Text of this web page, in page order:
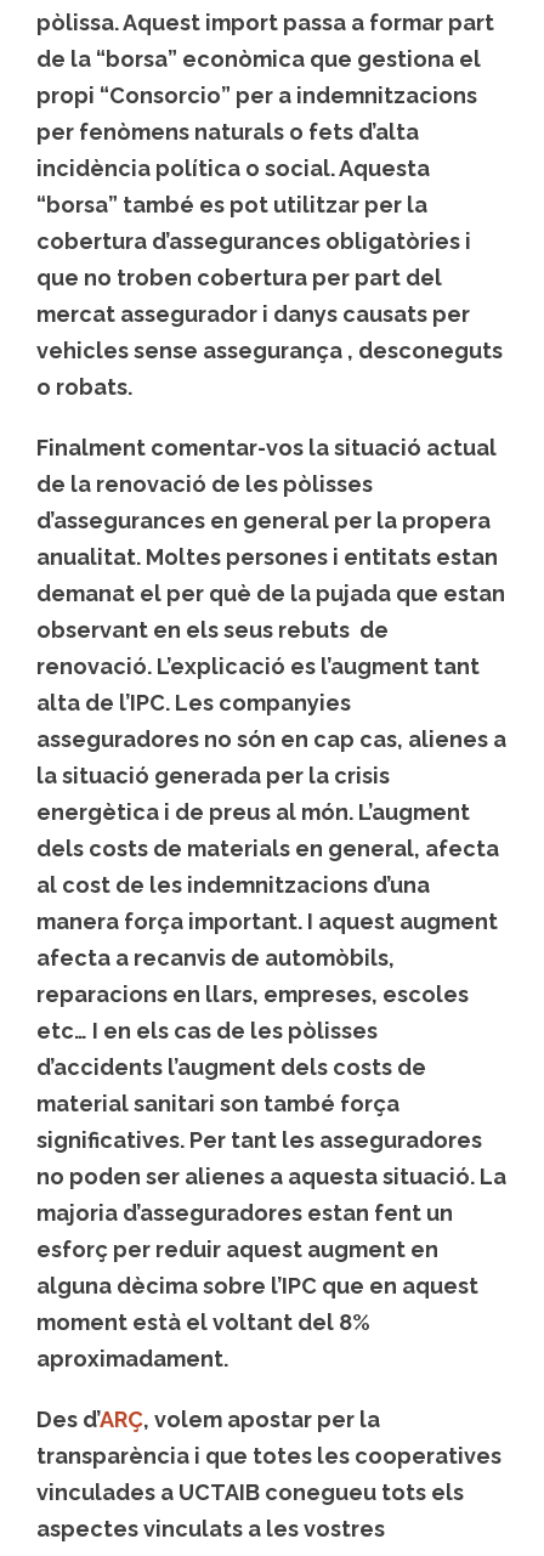
pòlissa. Aquest import passa a formar part
de la “borsa” econòmica que gestiona el
propi “Consorcio” per a indemnitzacions
per fenòmens naturals o fets d’alta
incidència política o social. Aquesta
“borsa” també es pot utilitzar per la
cobertura d’assegurances obligatòries i
que no troben cobertura per part del
mercat assegurador i danys causats per
vehicles sense assegurança , desconeguts
o robats.
Finalment comentar-vos la situació actual
de la renovació de les pòlisses
d’assegurances en general per la propera
anualitat. Moltes persones i entitats estan
demanat el per què de la pujada que estan
observant en els seus rebuts de
renovació. L’explicació es l’augment tant
alta de l’IPC. Les companyies
asseguradores no són en cap cas, alienes a
la situació generada per la crisis
energètica i de preus al món. L’augment
dels costs de materials en general, afecta
al cost de les indemnitzacions d’una
manera força important. I aquest augment
afecta a recanvis de automòbils,
reparacions en llars, empreses, escoles
etc… I en els cas de les pòlisses
d’accidents l’augment dels costs de
material sanitari son també força
significatives. Per tant les asseguradores
no poden ser alienes a aquesta situació. La
majoria d’asseguradores estan fent un
esforç per reduir aquest augment en
alguna dècima sobre l’IPC que en aquest
moment està el voltant del 8%
aproximadament.
Des d’ARÇ, volem apostar per la
transparència i que totes les cooperatives
vinculades a UCTAIB conegueu tots els
aspectes vinculats a les vostres